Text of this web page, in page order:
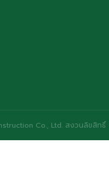
Co., Ltd. สงวนลิขสิทธิ์